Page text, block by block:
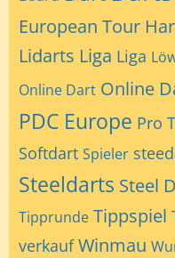
European Tour
Lidarts Liga Liga
Online Dart Online
PDC Europe Pro
Softdart Spieler
Steeldarts Steel
Tipprunde Tippspiel
verkauf Winmau